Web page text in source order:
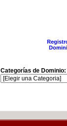
Categorías de Dominio: